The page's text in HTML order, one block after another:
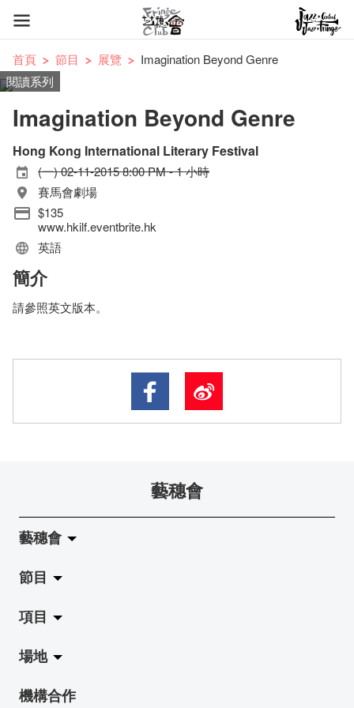
首頁 節目 展覽
Imagination Beyond Genre
閱讀系列
Imagination Beyond Genre
Hong Kong International Literary Festival
(一) 02-11-2015 8:00 PM - 1 小時
賽馬會劇場
$135
www.hkilf.eventbrite.hk
英語
簡介
請參照英文版本。
藝穗會
藝穗會
關於藝穗會
藝穗會的演化
使命與宗旨
藝穗會架構
節目
拉闊
展覽
演出
項目
Jazz-Go-Central, Jazz-Go-Fringe
LPL
場地
陳麗玲畫廊
機構合作